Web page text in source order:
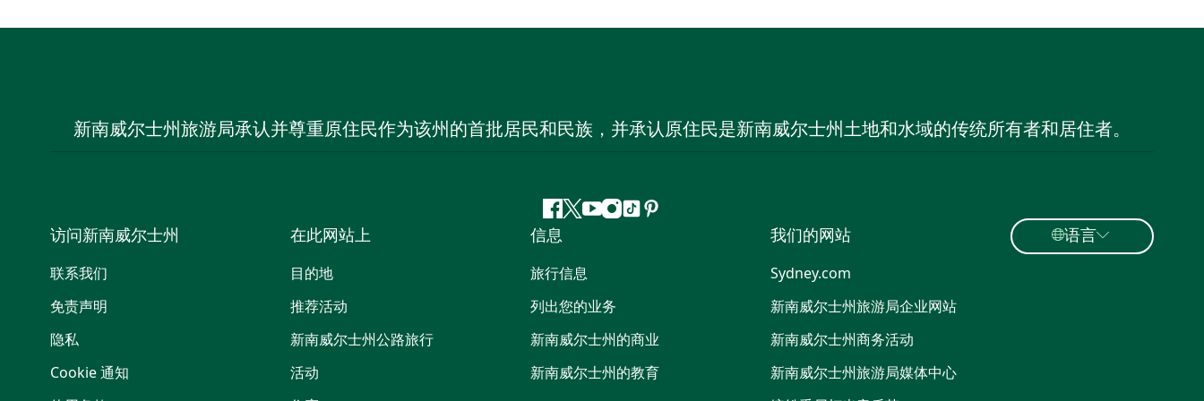
新南威尔士州旅游局承认并尊重原住民作为该州的首批居民和民族，并承认原住民是新南威尔士州土地和水域的传统所有者和居住者。
Facebook
叽
喳
喳
YouTube
Instagram
抖 Pinterest
访问新南威尔士州
联系我们
免责声明
隐私
Cookie 通知
在此网站上
目的地
推荐活动
新南威尔士州公路旅行
活动
信息
旅行信息
列出您的业务
新南威尔士州的商业
新南威尔士州的教育
我们的网站
Sydney.com
新南威尔士州旅游局企业网站
新南威尔士州商务活动
新南威尔士州旅游局媒体中心
语言